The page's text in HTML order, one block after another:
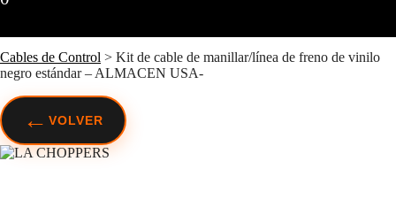
Cables de Control > Kit de cable de manillar/línea de freno de vinilo
negro estándar – ALMACEN USA-
← VOLVER